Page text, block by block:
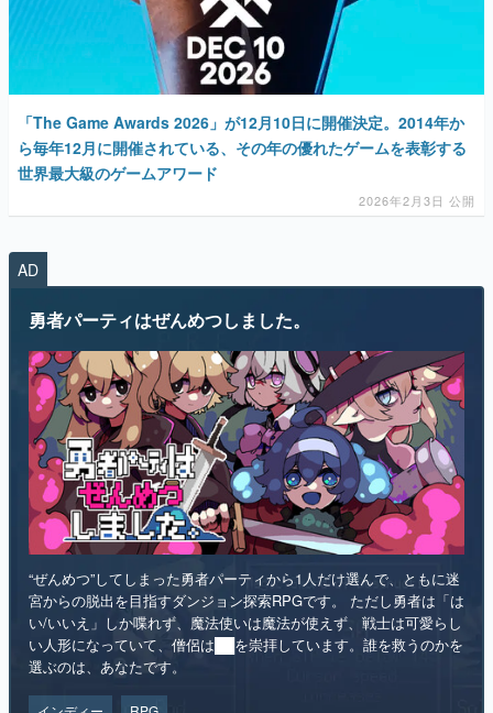
「The Game Awards 2026」が12月10日に開催決定。2014年か
ら毎年12月に開催されている、その年の優れたゲームを表彰する
世界最大級のゲームアワード
2026年2月3日 公開
AD
“ぜんめつ”してしまった勇者パーティから1人だけ選んで、ともに迷
宮からの脱出を目指すダンジョン探索RPGです。 ただし勇者は「は
い/いいえ」しか喋れず、魔法使いは魔法が使えず、戦士は可愛らし
選ぶのは、あなたです。
インディー RPG
リリース日：2026年第4四半期